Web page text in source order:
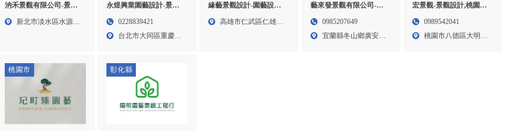
汭禾景觀有限公司-景觀
設計,台北景觀設計,淡水
新北市淡水區水源街
永煜興業園藝設計-景觀
設計,台北園藝保養,環保
0228839421
台北市大同區重慶北
緣藝景觀設計-園藝設計,
景觀設計,高雄園藝設計,
高雄市仁武區仁雄路
藝來發景觀有限公司-景
觀設計,庭園維護,宜蘭景
0985207649
宜蘭縣冬山鄉廣安路
宏景觀-景觀設計,桃園景
觀設計,桃園景觀造景,桃
計
0989542041
桃園市八德區大明街
桃園市 彰化縣